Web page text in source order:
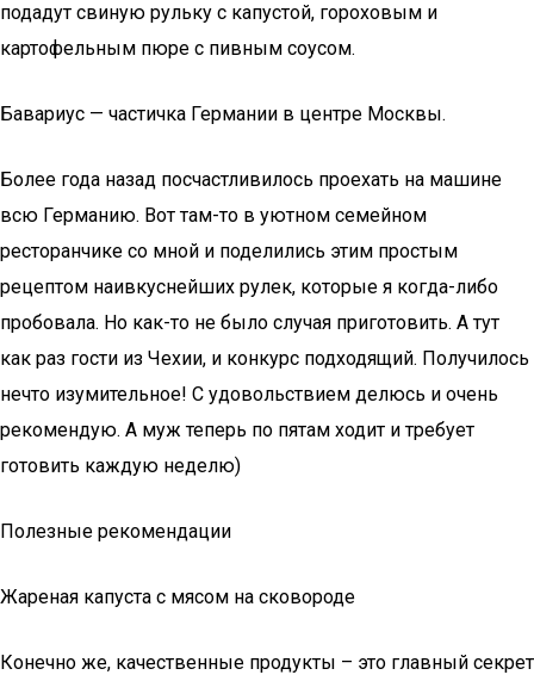
подадут свиную рульку с капустой, гороховым и
картофельным пюре с пивным соусом.
Бавариус — частичка Германии в центре Москвы.
Более года назад посчастливилось проехать на машине
всю Германию. Вот там-то в уютном семейном
ресторанчике со мной и поделились этим простым
рецептом наивкуснейших рулек, которые я когда-либо
пробовала. Но как-то не было случая приготовить. А тут
как раз гости из Чехии, и конкурс подходящий. Получилось
нечто изумительное! С удовольствием делюсь и очень
рекомендую. А муж теперь по пятам ходит и требует
готовить каждую неделю)
Полезные рекомендации
Жареная капуста с мясом на сковороде
Конечно же, качественные продукты – это главный секрет